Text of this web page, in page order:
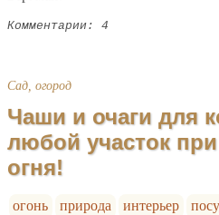
Комментарии: 4
Сад, огород
Чаши и очаги для
любой участок
огня!
огонь природа интерьер